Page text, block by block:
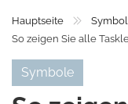
Hauptseite
So zeigen Sie alle
Symbole